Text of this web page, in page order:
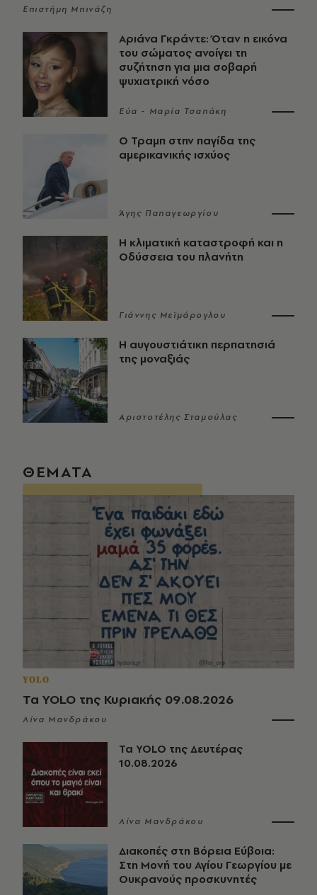
Επιστήμη Μπινάζη
Αριάνα Γκράντε: Όταν η εικόνα
του σώματος ανοίγει τη
συζήτηση για μια σοβαρή
ψυχιατρική νόσο
Εύα - Μαρία Τσαπάκη
Ο Τραμπ στην παγίδα της
αμερικανικής ισχύος
Άγης Παπαγεωργίου
Η κλιματική καταστροφή και η
Οδύσσεια του πλανήτη
Γιάννης Μεϊμάρογλου
Η αυγουστιάτικη περπατησιά
της μοναξιάς
Αριστοτέλης Σταμούλας
ΘΕΜΑΤΑ
YOLO
Τα YOLO της Κυριακής 09.08.2026
Λίνα Μανδράκου
Τα YOLO της Δευτέρας
10.08.2026
Λίνα Μανδράκου
Διακοπές στη Βόρεια Εύβοια:
Στη Μονή του Αγίου Γεωργίου με
Ουκρανούς προσκυνητές